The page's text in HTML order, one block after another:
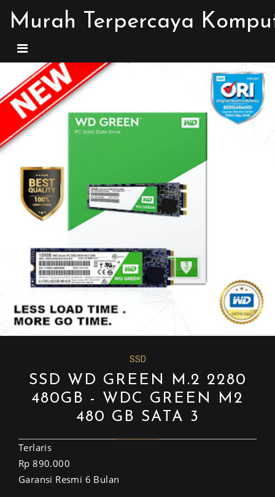
Murah Terpercaya
SSD
SSD WD GREEN M.2 2280
480GB - WDC GREEN M2
480 GB SATA 3
Terlaris
Rp 890.000
Garansi Resmi 6 Bulan